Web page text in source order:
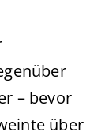
– bevor
über